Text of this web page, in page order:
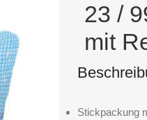
23 /
mit
Stickpackung